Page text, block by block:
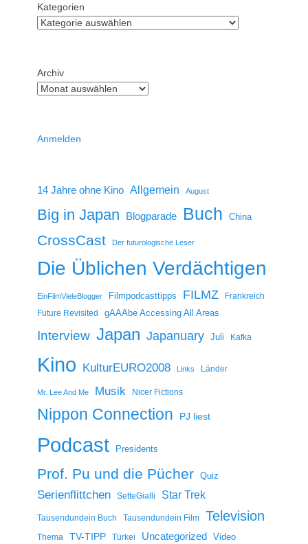
Kategorien
Archiv
Anmelden
14 Jahre ohne Kino Allgemein August
Big in Japan Blogparade Buch China
CrossCast Der futurologische Leser
Die Üblichen Verdächtigen
EinFilmVieleBlogger Filmpodcasttipps FILMZ
Frankreich
Future Revisited
gAAAbe Accessing All Areas
Interview Japan Japanuary Juli Kafka
Kino KulturEURO2008 Links Länder
Mr. Lee And Me Musik Nicer Fictions
Nippon Connection PJ liest
Podcast Presidents
Prof. Pu und die Pücher Quiz
Serienflittchen SetteGialli Star Trek
Tausendundein Buch Tausendundein Film Television
Thema TV-TIPP Türkei Uncategorized Video